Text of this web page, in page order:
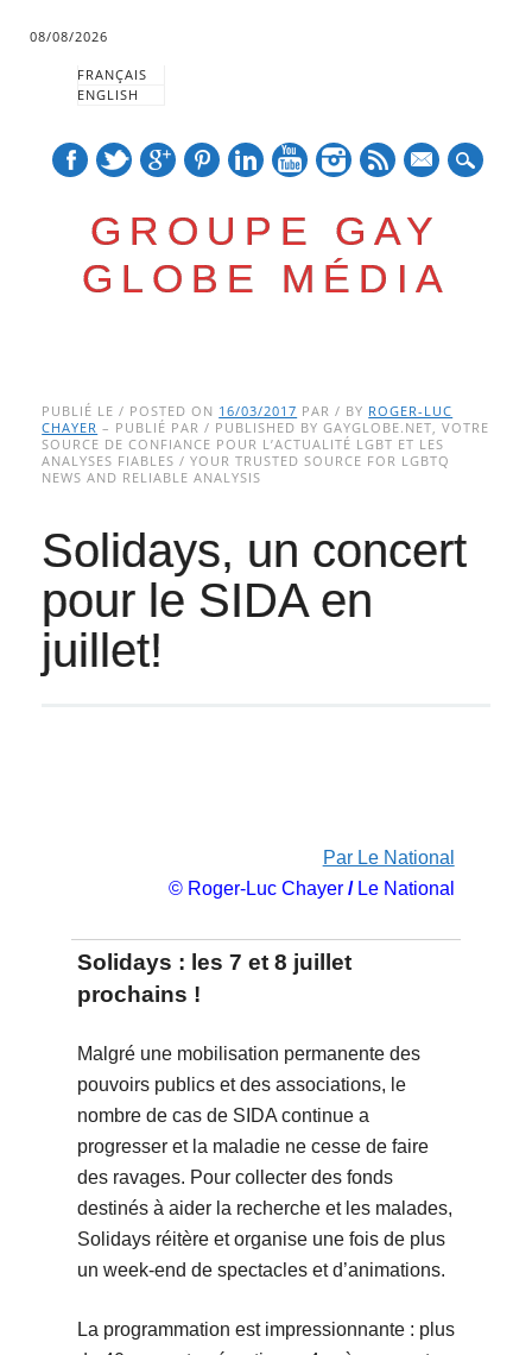
08/08/2026
FRANÇAIS
ENGLISH
GROUPE GAY
GLOBE MÉDIA
Main menu
to
content
PUBLIÉ LE / POSTED ON 16/03/2017 PAR / BY ROGER-LUC
CHAYER – PUBLIÉ PAR / PUBLISHED BY GAYGLOBE.NET, VOTRE
SOURCE DE CONFIANCE POUR L’ACTUALITÉ LGBT ET LES
ANALYSES FIABLES / YOUR TRUSTED SOURCE FOR LGBTQ
NEWS AND RELIABLE ANALYSIS
Solidays, un concert
pour le SIDA en
juillet!
Par Le National
© Roger-Luc Chayer/Le National
Solidays : les 7 et 8 juillet
prochains !
Malgré une mobilisation permanente des
pouvoirs publics et des associations, le
nombre de cas de SIDA continue a
progresser et la maladie ne cesse de faire
des ravages. Pour collecter des fonds
destinés à aider la recherche et les malades,
Solidays réitère et organise une fois de plus
un week-end de spectacles et d’animations.
La programmation est impressionnante : plus